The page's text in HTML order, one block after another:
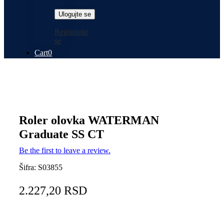
Registrujte
se
Cart0
Roler olovka WATERMAN
Graduate SS CT
Be the first to leave a review.
Šifra: S03855
2.227,20 RSD